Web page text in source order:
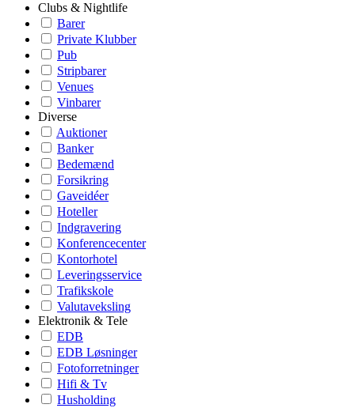
Clubs & Nightlife
Barer
Private Klubber
Pub
Stripbarer
Venues
Vinbarer
Diverse
Auktioner
Banker
Bedemænd
Forsikring
Gaveidéer
Hoteller
Indgravering
Konferencecenter
Kontorhotel
Leveringsservice
Trafikskole
Valutaveksling
Elektronik & Tele
EDB
EDB Løsninger
Fotoforretninger
Hifi & Tv
Husholding